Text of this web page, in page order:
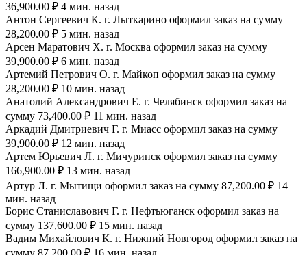
36,900.00 ₽ 4 мин. назад
Антон Сергеевич К. г. Лыткарино оформил заказ на сумму
28,200.00 ₽ 5 мин. назад
Арсен Маратович Х. г. Москва оформил заказ на сумму
39,900.00 ₽ 6 мин. назад
Артемий Петрович О. г. Майкоп оформил заказ на сумму
28,200.00 ₽ 10 мин. назад
Анатолий Александрович Е. г. Челябинск оформил заказ на
сумму 73,400.00 ₽ 11 мин. назад
Аркадий Дмитриевич Г. г. Миасс оформил заказ на сумму
39,900.00 ₽ 12 мин. назад
Артем Юрьевич Л. г. Мичуринск оформил заказ на сумму
166,900.00 ₽ 13 мин. назад
Артур Л. г. Мытищи оформил заказ на сумму 87,200.00 ₽ 14
мин. назад
Борис Станиславович Г. г. Нефтьюганск оформил заказ на
сумму 137,600.00 ₽ 15 мин. назад
Вадим Михайлович К. г. Нижний Новгород оформил заказ на
сумму 87,200.00 ₽ 16 мин. назад